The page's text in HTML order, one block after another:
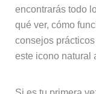
encontrarás todo
qué ver, cómo
consejos
este icono natural